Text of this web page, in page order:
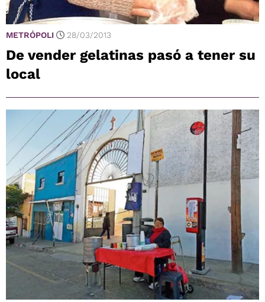
METRÓPOLI 28/03/2013
De vender gelatinas pasó a tener su
local